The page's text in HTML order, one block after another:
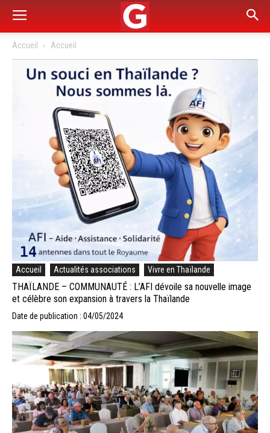
Accueil Accueil
Accueil Actualités associations Vivre en Thaïlande
THAÏLANDE – COMMUNAUTÉ : L’AFI dévoile sa nouvelle image
et célèbre son expansion à travers la Thaïlande
Date de publication : 04/05/2024